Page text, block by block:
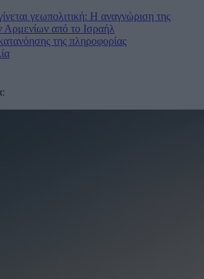
γεωπολιτική: Η αναγνώριση της
Αρμενίων από το Ισραήλ
της πληροφορίας